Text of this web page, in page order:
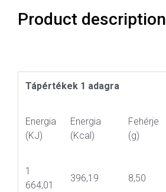
Product description
Tápértékek 1 adagra
Energia
(KJ)
Energia
(Kcal)
Fehérje
(g)
1
664,01
396,19 8,50